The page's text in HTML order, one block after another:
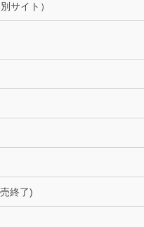
サイト）
終了)